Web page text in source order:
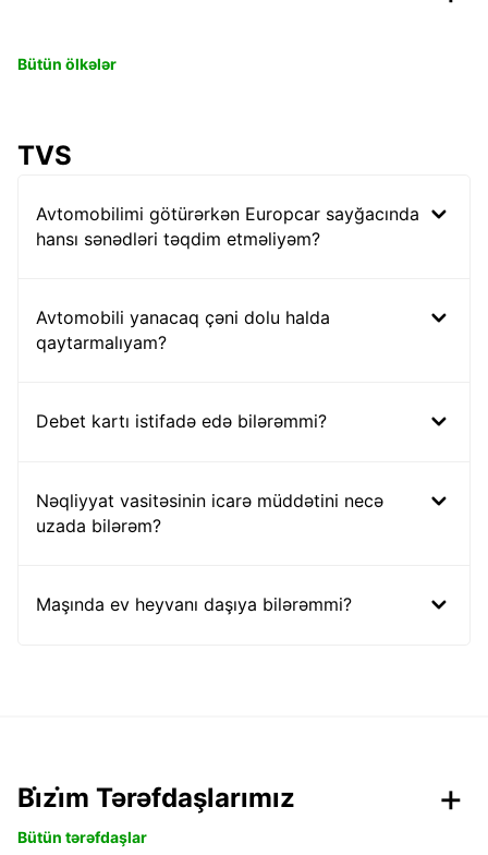
Bütün ölkələr
TVS
Avtomobilimi götürərkən Europcar sayğacında
hansı sənədləri təqdim etməliyəm?
Avtomobili yanacaq çəni dolu halda
qaytarmalıyam?
Debet kartı istifadə edə bilərəmmi?
Nəqliyyat vasitəsinin icarə müddətini necə
uzada bilərəm?
Maşında ev heyvanı daşıya bilərəmmi?
Bi̇zi̇m Tərəfdaşlarımız
Bütün tərəfdaşlar